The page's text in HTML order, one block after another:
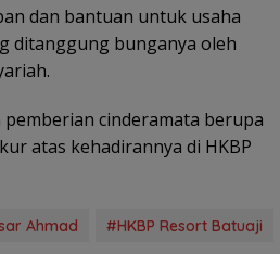
dan bantuan untuk usaha
ditanggung bunganya oleh
cinderamata berupa
atas kehadirannya di HKBP
Ahmad
#HKBP Resort Batuaji